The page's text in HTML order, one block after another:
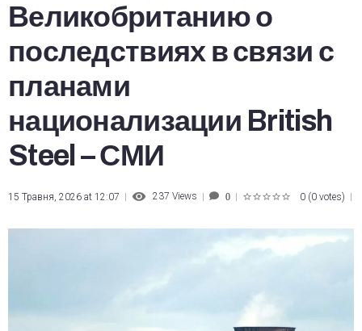
Великобританию о
последствиях в связи с
планами
национализации British
Steel – СМИ
15 Травня, 2026 at 12:07 237 Views 0 0 (0 votes)